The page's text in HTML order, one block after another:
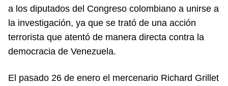
a los diputados del Congreso colombiano a unirse a
la investigación, ya que se trató de una acción
terrorista que atentó de manera directa contra la
democracia de Venezuela.
El pasado 26 de enero el mercenario Richard Grillet